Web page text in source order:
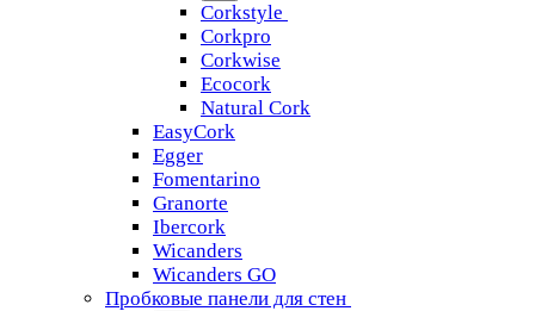
Corkstyle
Corkpro
Corkwise
Ecocork
Natural Cork
EasyCork
Egger
Fomentarino
Granorte
Ibercork
Wicanders
Wicanders GO
Пробковые панели для стен